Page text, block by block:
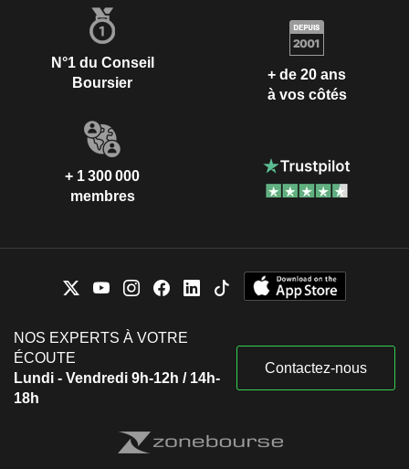
N°1 du Conseil
Boursier
+ de 20 ans
à vos côtés
+ 1 300 000
membres
NOS EXPERTS À VOTRE
ÉCOUTE
Lundi - Vendredi 9h-12h / 14h-
18h
Contactez-nous